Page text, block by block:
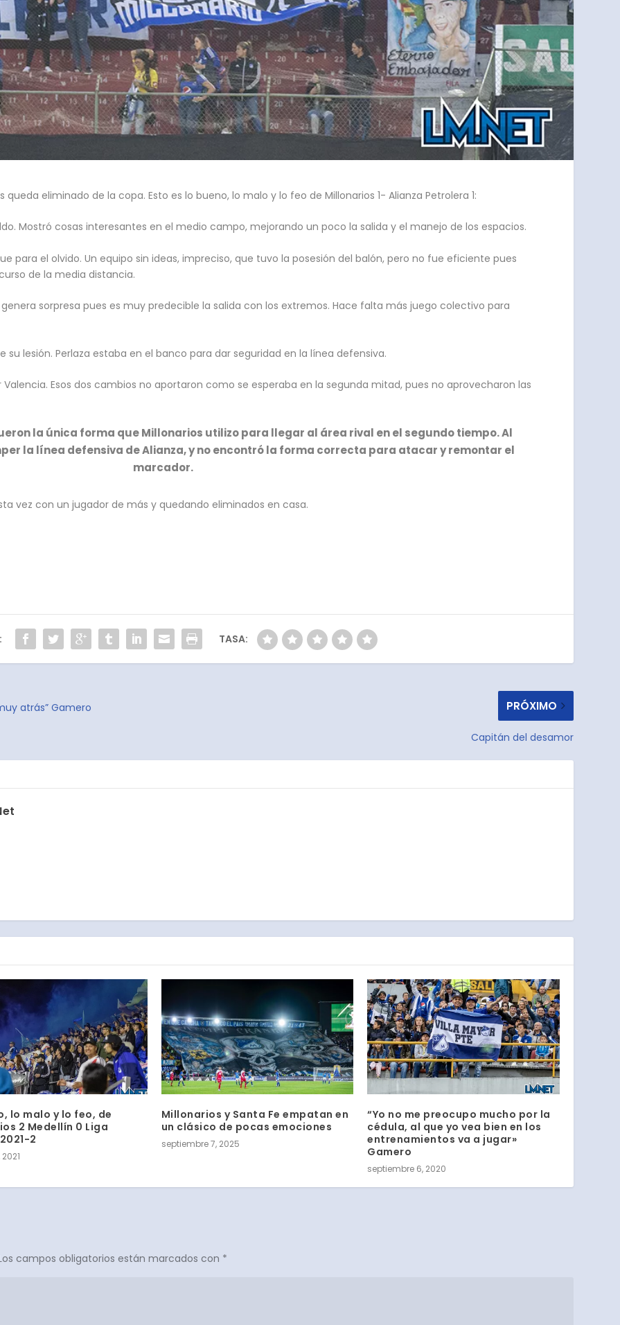
eliminado de la copa. Esto es lo bueno, lo malo y lo feo de Millonarios 1- Alianza Petrolera 1:
Mostró cosas interesantes en el medio campo, mejorando un poco la salida y el manejo de los espacios.
para el olvido. Un equipo sin ideas, impreciso, que tuvo la posesión del balón, pero no fue eficiente pues
de la media distancia.
sorpresa pues es muy predecible la salida con los extremos. Hace falta más juego colectivo para
su lesión. Perlaza estaba en el banco para dar seguridad en la línea defensiva.
Valencia. Esos dos cambios no aportaron como se esperaba en la segunda mitad, pues no aprovecharon las
la única forma que Millonarios utilizo para llegar al área rival en el segundo tiempo. Al
la línea defensiva de Alianza, y no encontró la forma correcta para atacar y remontar el
marcador.
vez con un jugador de más y quedando eliminados en casa.
TASA:
atrás” Gamero PRÓXIMO
Capitán del desamor
lo malo y lo feo, de
2 Medellín 0 Liga
2
Millonarios y Santa Fe empatan en
un clásico de pocas emociones
septiembre 7, 2025
“Yo no me preocupo mucho por la
cédula, al que yo vea bien en los
entrenamientos va a jugar»
Gamero
septiembre 6, 2020
campos obligatorios están marcados con *